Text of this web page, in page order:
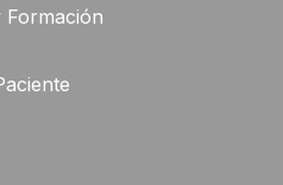
Formación